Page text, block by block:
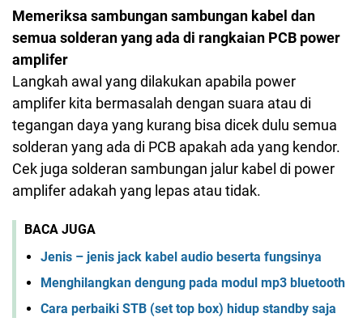
Memeriksa sambungan sambungan kabel dan
semua solderan yang ada di rangkaian PCB power
amplifer
Langkah awal yang dilakukan apabila power
amplifer kita bermasalah dengan suara atau di
tegangan daya yang kurang bisa dicek dulu semua
solderan yang ada di PCB apakah ada yang kendor.
Cek juga solderan sambungan jalur kabel di power
amplifer adakah yang lepas atau tidak.
BACA JUGA
Jenis – jenis jack kabel audio beserta fungsinya
Menghilangkan dengung pada modul mp3 bluetooth
Cara perbaiki STB (set top box) hidup standby saja